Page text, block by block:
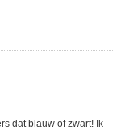
dat blauw of zwart! Ik